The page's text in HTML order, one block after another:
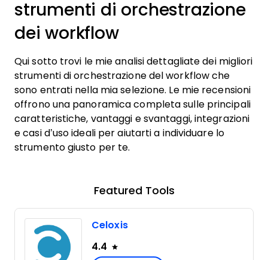
strumenti di orchestrazione
dei workflow
Qui sotto trovi le mie analisi dettagliate dei migliori
strumenti di orchestrazione del workflow che
sono entrati nella mia selezione. Le mie recensioni
offrono una panoramica completa sulle principali
caratteristiche, vantaggi e svantaggi, integrazioni
e casi d’uso ideali per aiutarti a individuare lo
strumento giusto per te.
Featured Tools
Celoxis
4.4